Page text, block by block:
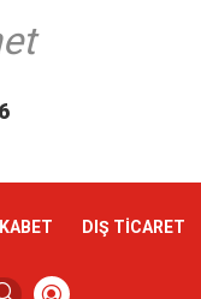
DIŞ TİCARET